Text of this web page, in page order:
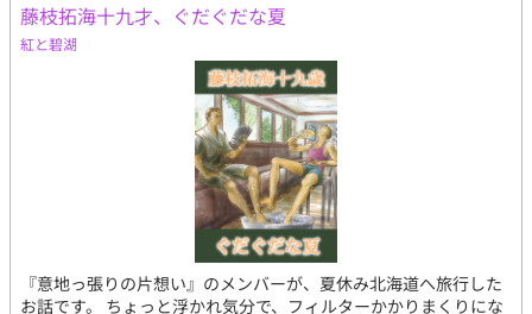
藤枝拓海十九才、ぐだぐだな夏
紅と碧湖
『意地っ張りの片想い』のメンバーが、夏休み北海道へ旅行した
お話です。 ちょっと浮かれ気分で、フィルターかかりまくりにな